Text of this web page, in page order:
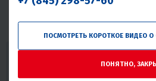
ПОСМОТРЕТЬ КОРОТКОЕ ВИДЕО
ПОНЯТНО,